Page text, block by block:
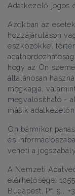
Adatkezelő jogos
Azokban az
hozzájáruláson
eszközökkel
hogy az Ön
általánosan
megkapja,
megvalósítható -
másik
Ön bármikor
és
veheti a
A Nemzeti
elérhetősége:
Budapest, Pf. 9.,